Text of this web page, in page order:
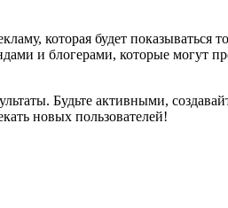
которая будет показываться
и блогерами, которые могут
Будьте активными,
новых пользователей!